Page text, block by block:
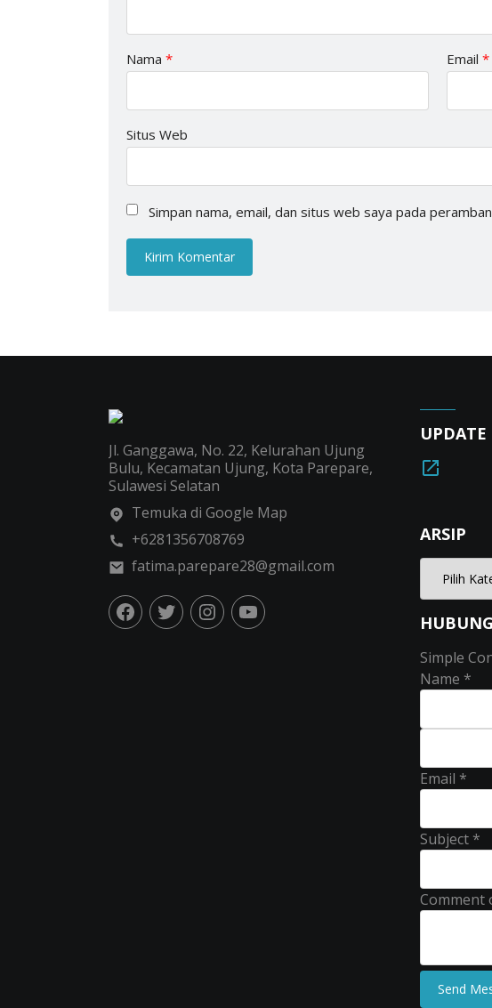
Nama * Email *
Situs Web
Simpan nama, email, dan situs web saya pada
Jl. Ganggawa, No. 22, Kelurahan Ujung
Bulu, Kecamatan Ujung, Kota Parepare,
Sulawesi Selatan
Temuka di Google Map
+6281356708769
fatima.parepare28@gmail.com
ARSIP
Simple
Name *
Email *
Subject *
Comment
Send